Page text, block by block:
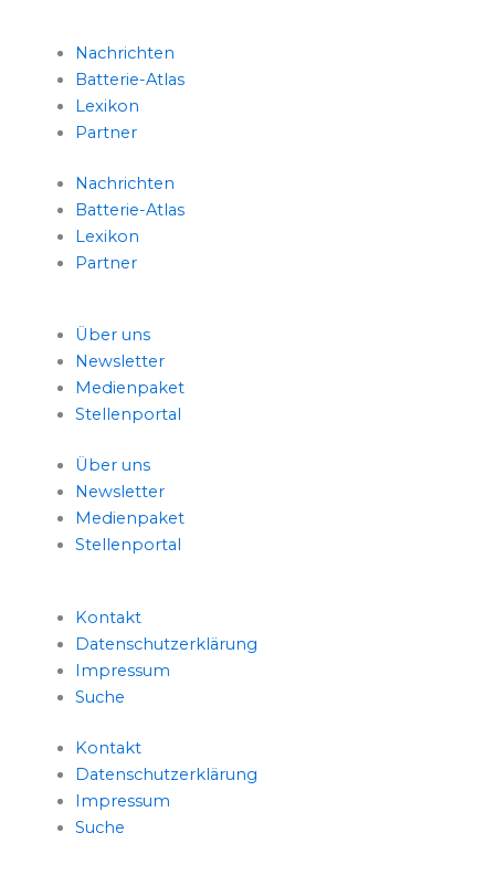
i
n
k
e
d
n
w
i
t
t
e
Nachrichten
Batterie-Atlas
Lexikon
Partner
Nachrichten
Batterie-Atlas
Lexikon
Partner
Über uns
Newsletter
Medienpaket
Stellenportal
Über uns
Newsletter
Medienpaket
Stellenportal
Kontakt
Datenschutzerklärung
Impressum
Suche
Kontakt
Datenschutzerklärung
Impressum
Suche